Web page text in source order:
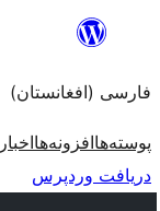
بروید
فارسی (افغانستان)
پوسته‌هاافزونه‌هااخبار
دریافت وردپرس